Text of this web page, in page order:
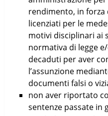
rendimento, in
licenziati per le
motivi disciplinari ai
normativa di legge
decaduti per aver
l’assunzione
documenti falsi o
non aver riportato
sentenze passate in